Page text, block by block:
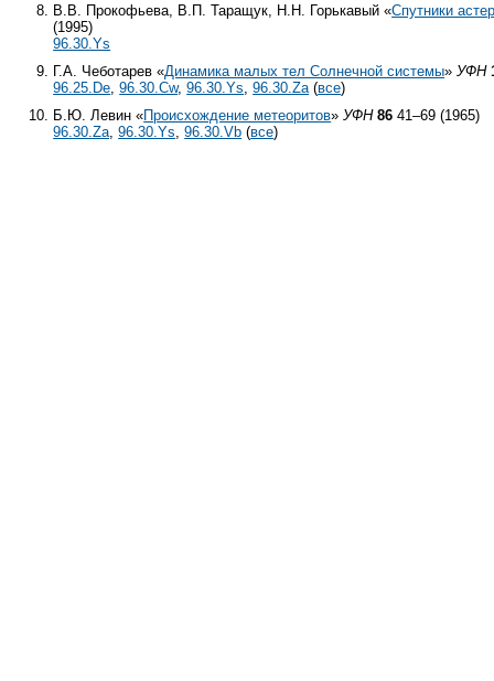
В.В. Прокофьева, В.П. Таращук, Н.Н. Горькавый «Спутники
(1995)
96.30.Ys
Г.А. Чеботарев «Динамика малых тел Солнечной системы»УФН
96.25.De ,96.30.Cw,96.30.Ys ,96.30.Za (все)
Б.Ю. Левин «Происхождение метеоритов»УФН 86 41–69 (1965)
96.30.Za,96.30.Ys,96.30.Vb (все)